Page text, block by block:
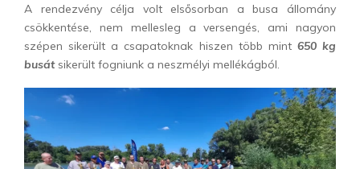
A rendezvény célja volt elsősorban a busa állomány
csökkentése, nem mellesleg a versengés, ami nagyon
szépen sikerült a csapatoknak hiszen több mint 650 kg
busátsikerült fogniunk a neszmélyi mellékágból.